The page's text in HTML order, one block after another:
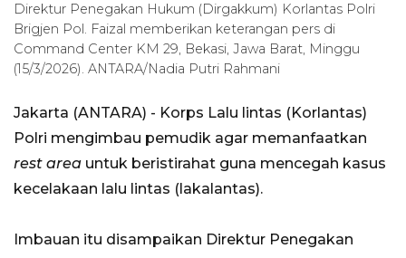
Direktur Penegakan Hukum (Dirgakkum) Korlantas Polri
Brigjen Pol. Faizal memberikan keterangan pers di
Command Center KM 29, Bekasi, Jawa Barat, Minggu
(15/3/2026). ANTARA/Nadia Putri Rahmani
Jakarta (ANTARA) - Korps Lalu lintas (Korlantas)
Polri mengimbau pemudik agar memanfaatkan
rest area untuk beristirahat guna mencegah kasus
kecelakaan lalu lintas (lakalantas).
Imbauan itu disampaikan Direktur Penegakan